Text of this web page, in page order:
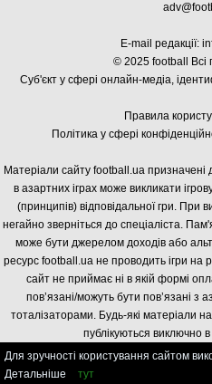
E-mail редакції:
© 2025 football Всі
Суб'єкт у сфері онлайн-медіа, і
Правила
Політика у сфері
Матеріали сайту football.ua
в азартних іграх може викликати
(принципів) відповідальної гри. При
негайно зверніться до спеціаліста.
може бути джерелом доходів або
ресурс football.ua не проводить ігри на
сайт не приймає ні в якій формі
пов’язані/можуть бути пов’язані з
тоталізаторами. Будь-які матеріали
публікуються виключно
Для зручності користування сайтом
Детальніше
тут